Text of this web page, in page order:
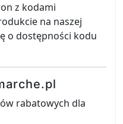
z kodami
na naszej
o dostępności kodu
rabatowych dla